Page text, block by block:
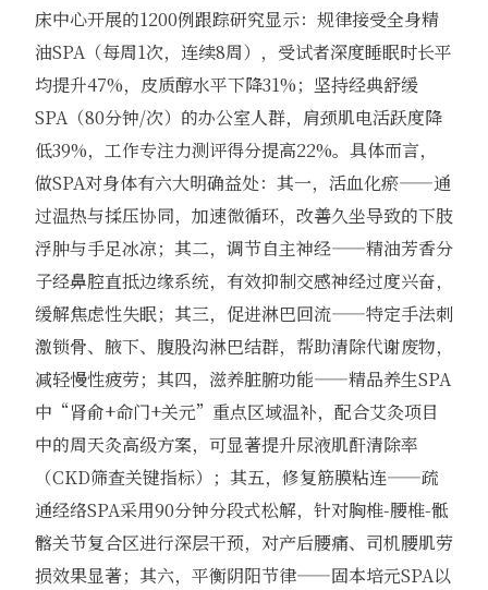
床中心开展的1200例跟踪研究显示：规律接受全身精
油SPA（每周1次，连续8周），受试者深度睡眠时长平
均提升47%，皮质醇水平下降31%；坚持经典舒缓
SPA（80分钟/次）的办公室人群，肩颈肌电活跃度降
低39%，工作专注力测评得分提高22%。具体而言，
做SPA对身体有六大明确益处：其一，活血化瘀——通
过温热与揉压协同，加速微循环，改善久坐导致的下肢
浮肿与手足冰凉；其二，调节自主神经——精油芳香分
子经鼻腔直抵边缘系统，有效抑制交感神经过度兴奋，
缓解焦虑性失眠；其三，促进淋巴回流——特定手法刺
激锁骨、腋下、腹股沟淋巴结群，帮助清除代谢废物，
减轻慢性疲劳；其四，滋养脏腑功能——精品养生SPA
中“肾俞+命门+关元”重点区域温补，配合艾灸项目
中的周天灸高级方案，可显著提升尿液肌酐清除率
（CKD筛查关键指标）；其五，修复筋膜粘连——疏
通经络SPA采用90分钟分段式松解，针对胸椎-腰椎-骶
髂关节复合区进行深层干预，对产后腰痛、司机腰肌劳
损效果显著；其六，平衡阴阳节律——固本培元SPA以